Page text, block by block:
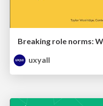
uxyall